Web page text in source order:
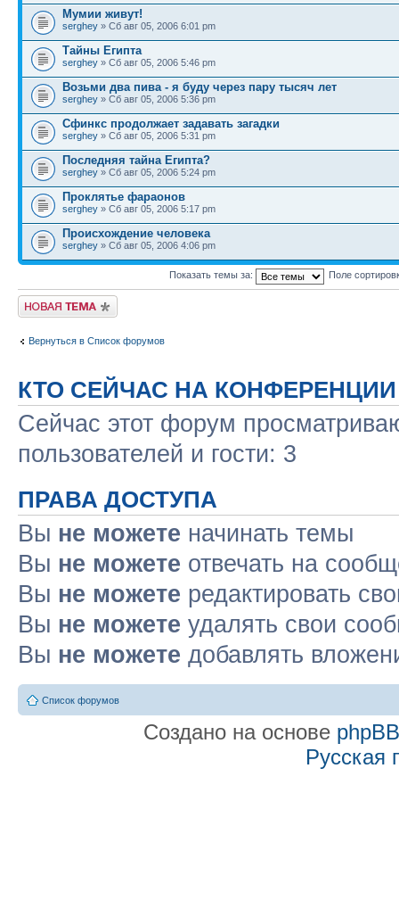
Мумии живут!
serghey » Сб авг 05, 2006 6:01 pm
Тайны Египта
serghey » Сб авг 05, 2006 5:46 pm
Возьми два пива - я буду через пару тысяч лет
serghey » Сб авг 05, 2006 5:36 pm
Сфинкс продолжает задавать загадки
serghey » Сб авг 05, 2006 5:31 pm
Последняя тайна Египта?
serghey » Сб авг 05, 2006 5:24 pm
Проклятье фараонов
serghey » Сб авг 05, 2006 5:17 pm
Происхождение человека
serghey » Сб авг 05, 2006 4:06 pm
Показать темы за: Поле
Новая тема
Вернуться в Список форумов
КТО СЕЙЧАС НА КОНФЕРЕНЦИИ
Сейчас этот форум
пользователей и гости: 3
ПРАВА ДОСТУПА
Вы не можете начинать темы
Вы не можете отвечать на
Вы не можете редактировать
Вы не можете удалять свои
Вы не можете добавлять
Список форумов
Создано на основе phpBB
Русская